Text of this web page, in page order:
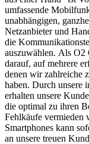
umfassende
unabhängigen,
Netzanbieter und
die
auszuwählen. Als O2
darauf, auf mehrere
denen wir zahlreiche
haben. Durch unsere
erhalten unsere
die optimal zu ihren
Fehlkäufe vermieden
Smartphones kann
an unsere treuen